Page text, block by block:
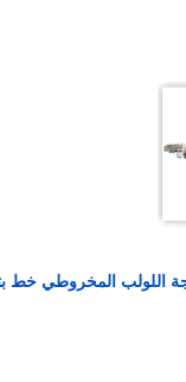
اللولب المخروطي خط